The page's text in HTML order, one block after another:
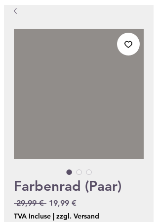
Farbenrad (Paar)
29,99 € Prix original
19,99 €
TVA Incluse | zzgl. Versand